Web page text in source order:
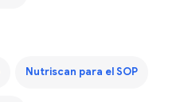
Nutriscan para el SOP